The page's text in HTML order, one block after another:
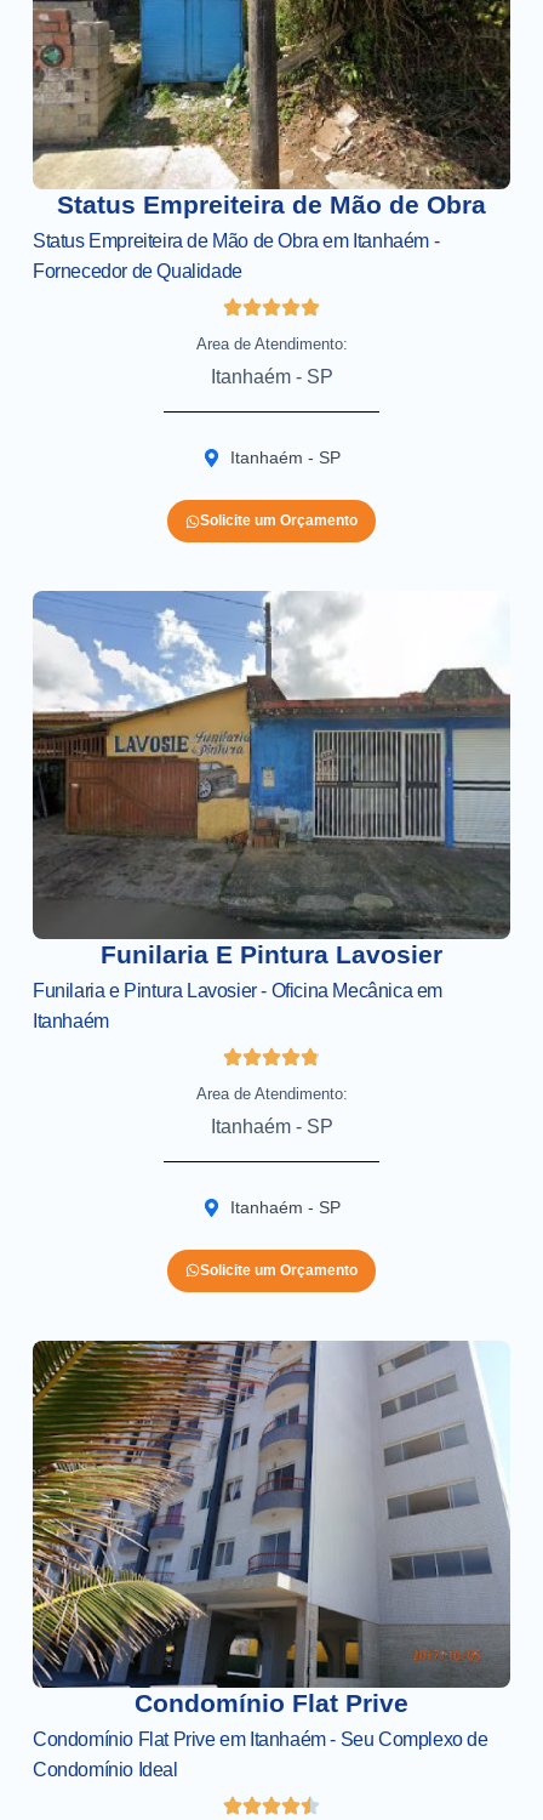
Status Empreiteira de Mão de Obra
Status Empreiteira de Mão de Obra em Itanhaém -
Fornecedor de Qualidade
Area de Atendimento:
Itanhaém - SP
Itanhaém - SP
Solicite um Orçamento
Funilaria E Pintura Lavosier
Funilaria e Pintura Lavosier - Oficina Mecânica em
Itanhaém
Area de Atendimento:
Itanhaém - SP
Itanhaém - SP
Solicite um Orçamento
Condomínio Flat Prive
Condomínio Flat Prive em Itanhaém - Seu Complexo de
Condomínio Ideal